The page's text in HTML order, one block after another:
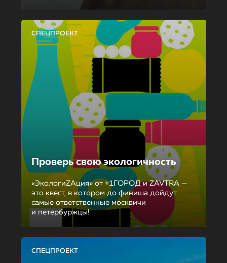
СПЕЦПРОЕКТ
Проверь свою экологичность
«ЭкологиZAция» от +1ГОРОД и ZAVTRA —
это квест, в котором до финиша дойдут
самые ответственные москвичи
и петербуржцы!
СПЕЦПРОЕКТ